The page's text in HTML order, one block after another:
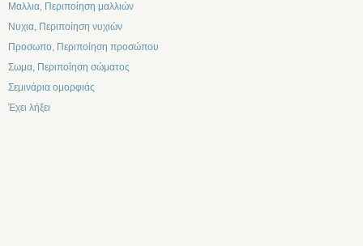
Μαλλια, Περιποίηση μαλλιών
Νυχια, Περιποίηση νυχιών
Προσωπο, Περιποίηση προσώπου
Σωμα, Περιποίηση σώματος
Σεμινάρια ομορφιάς
Έχει λήξει